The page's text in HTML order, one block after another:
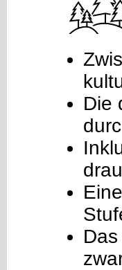
Die